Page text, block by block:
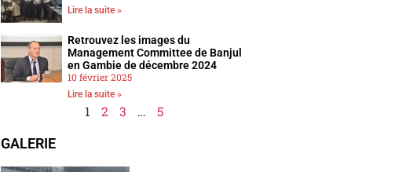
Lire la suite »
Retrouvez les images du
Management Committee de Banjul
en Gambie de décembre 2024
10 février 2025
Lire la suite »
1 2 3 …
5
GALERIE